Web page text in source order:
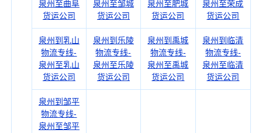
泉州至曲阜
货运公司
泉州至邹城
货运公司
泉州至肥城
货运公司
泉州至荣成
货运公司
泉州到乳山
物流专线-
泉州至乳山
货运公司
泉州到乐陵
物流专线-
泉州至乐陵
货运公司
泉州到禹城
物流专线-
泉州至禹城
货运公司
泉州到临清
物流专线-
泉州至临清
货运公司
泉州到邹平
物流专线-
泉州至邹平